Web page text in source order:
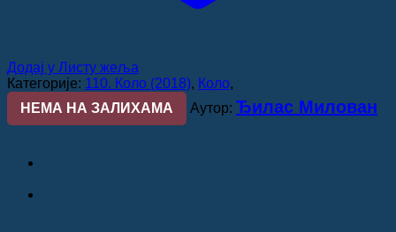
Додај у Листу жеља
Категорије: 110. Коло (2018), Коло,
НЕМА НА ЗАЛИХАМА
Аутор: Ђилас Милован